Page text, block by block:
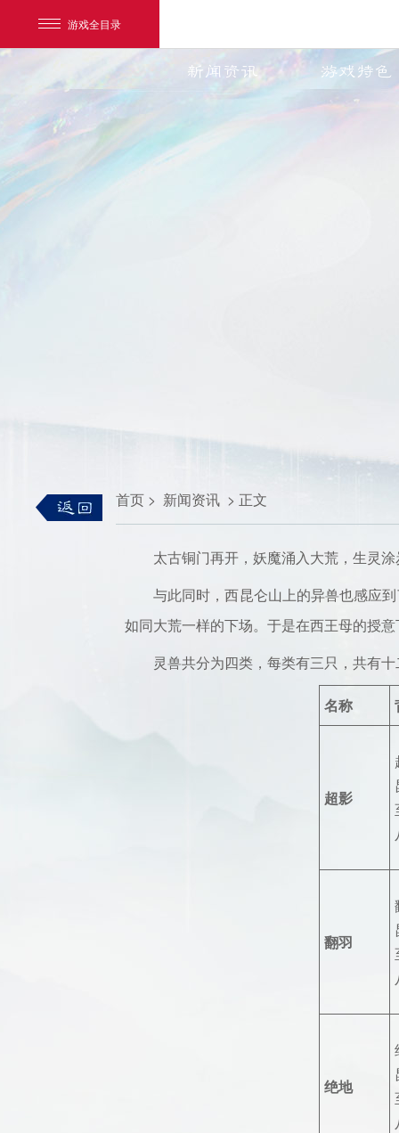
游戏全目录
新闻资讯 游戏特色
首页 > 新闻资讯 > 正文
太古铜门再开，妖魔涌入大荒，生灵涂
与此同时，西昆仑山上的异兽也感应到
如同大荒一样的下场。于是在西王母的授
灵兽共分为四类，每类有三只，共有十
名称
超影
翻羽
绝地